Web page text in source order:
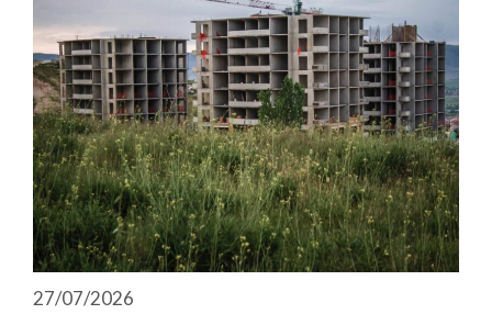
27/07/2026